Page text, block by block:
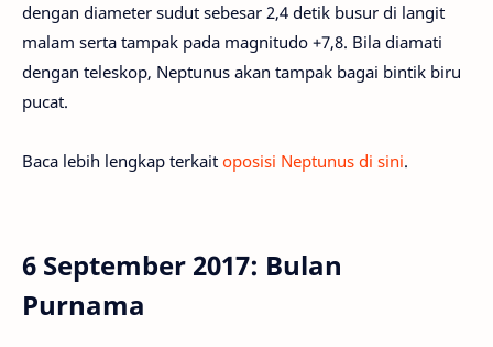
dengan diameter sudut sebesar 2,4 detik busur di langit
malam serta tampak pada magnitudo +7,8. Bila diamati
dengan teleskop, Neptunus akan tampak bagai bintik biru
pucat.
Baca lebih lengkap terkait oposisi Neptunus di sini.
6 September 2017: Bulan
Purnama